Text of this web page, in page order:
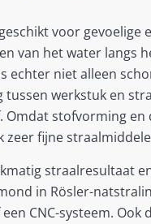
voor gevoelige
van het water langs
echter niet alleen
tussen werkstuk en
Omdat stofvorming
zeer fijne
straalresultaat
in Rösler-
CNC-systeem.